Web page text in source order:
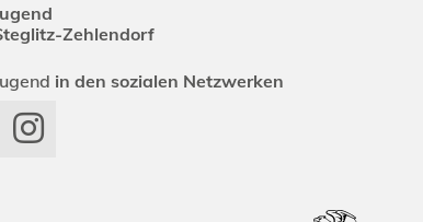
Zehlendorf
in den sozialen Netzwerken